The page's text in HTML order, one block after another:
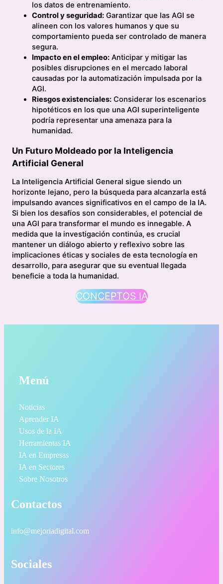
los datos de entrenamiento.
Control y seguridad: Garantizar que las AGI se
alineen con los valores humanos y que su
comportamiento pueda ser controlado de manera
segura.
Impacto en el empleo: Anticipar y mitigar las
posibles disrupciones en el mercado laboral
causadas por la automatización impulsada por la
AGI.
Riesgos existenciales: Considerar los escenarios
hipotéticos en los que una AGI superinteligente
podría representar una amenaza para la
humanidad.
Un Futuro Moldeado por la Inteligencia
Artificial General
La Inteligencia Artificial General sigue siendo un
horizonte lejano, pero la búsqueda para alcanzarla está
impulsando avances significativos en el campo de la IA.
Si bien los desafíos son considerables, el potencial de
una AGI para transformar el mundo es innegable. A
medida que la investigación continúa, es crucial
mantener un diálogo abierto y reflexivo sobre las
implicaciones éticas y sociales de esta tecnología en
desarrollo, para asegurar que su eventual llegada
beneficie a toda la humanidad.
CONCEPTOS IA
Menú
Noticias
Aprender IA
Usos de la IA
Herramientas IA
IA en Empresas
IA en Sectores
Sobre Nosotros
Contactos
info@mejoriadigital.com
Sociales